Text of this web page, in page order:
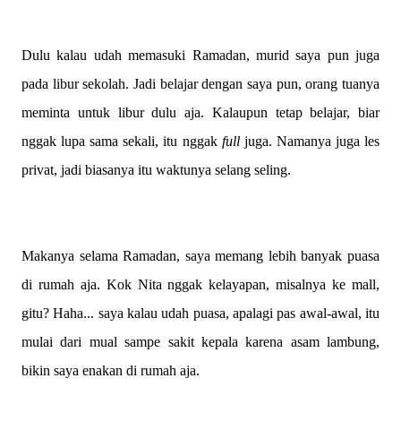
Dulu kalau udah memasuki Ramadan, murid saya pun juga
pada libur sekolah. Jadi belajar dengan saya pun, orang tuanya
meminta untuk libur dulu aja. Kalaupun tetap belajar, biar
nggak lupa sama sekali, itu nggak fulljuga. Namanya juga les
privat, jadi biasanya itu waktunya selang seling.
Makanya selama Ramadan, saya memang lebih banyak puasa
di rumah aja. Kok Nita nggak kelayapan, misalnya ke mall,
gitu? Haha... saya kalau udah puasa, apalagi pas awal-awal, itu
mulai dari mual sampe sakit kepala karena asam lambung,
bikin saya enakan di rumah aja.